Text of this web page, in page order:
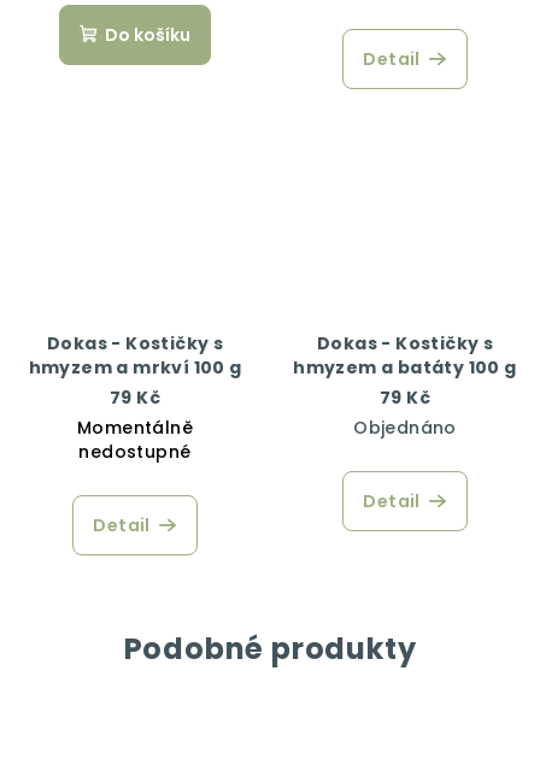
Do košíku
Detail
Dokas - Kostičky s
hmyzem a mrkví 100 g
79 Kč
Momentálně
nedostupné
Detail
Dokas - Kostičky s
hmyzem a batáty 100 g
79 Kč
Objednáno
Detail
Podobné produkty